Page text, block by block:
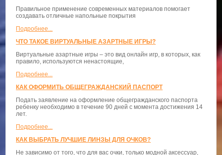
Правильное применение современных материалов помогает
создавать отличные напольные покрытия
Подробнее...
ЧТО ТАКОЕ ВИРТУАЛЬНЫЕ АЗАРТНЫЕ ИГРЫ?
Виртуальные азартные игры – это вид онлайн игр, в которых, как
правило, используются ненастоящие,
Подробнее...
КАК ОФОРМИТЬ ОБЩЕГРАЖДАНСКИЙ ПАСПОРТ
Подать заявление на оформление общегражданского паспорта
ребенку необходимо в течение 90 дней с момента достижения 14
лет.
Подробнее...
КАК ВЫБРАТЬ ЛУЧШИЕ ЛИНЗЫ ДЛЯ ОЧКОВ?
Не зависимо от того, что для вас очки, только модной аксессуар,